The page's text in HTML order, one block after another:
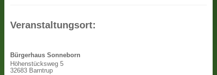
Veranstaltungsort:
Bürgerhaus Sonneborn
Höhenstücksweg 5
32683 Barntrup